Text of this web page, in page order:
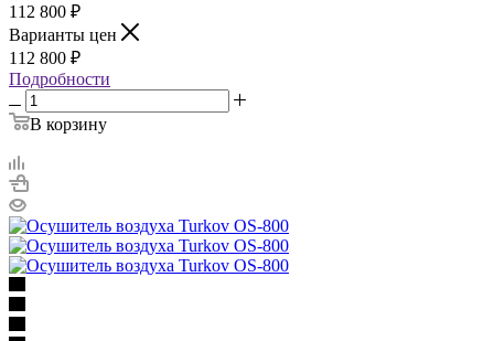
112 800 ₽
Варианты цен
112 800 ₽
Подробности
В корзину